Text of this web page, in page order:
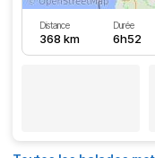
Distance
368 km
Durée
6h52